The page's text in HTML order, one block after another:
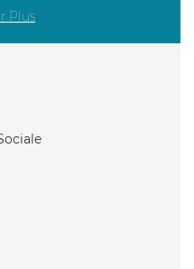
Plus